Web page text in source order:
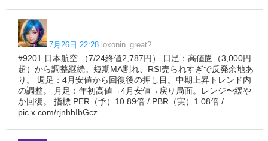
7月26日 22:28 loxonin_great?
#9201 日本航空 （7/24終値2,787円） 日足：高値圏（3,000円
超）から調整継続。短期MA割れ、RSI売られすぎで反発余地あ
り。 週足：4月安値から回復後の押し目。中期上昇トレンド内
の調整。 月足：年初高値→4月安値→戻り局面。レンジ〜緩や
か回復。 指標 PER（予）10.89倍 / PBR（実）1.08倍 /
pic.x.com/rjnhhIbGcz